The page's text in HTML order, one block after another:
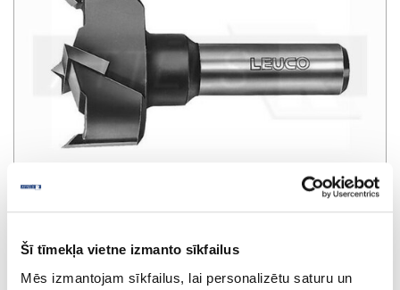
Šī tīmekļa vietne izmanto sīkfailus
Mēs izmantojam sīkfailus, lai personalizētu saturu un